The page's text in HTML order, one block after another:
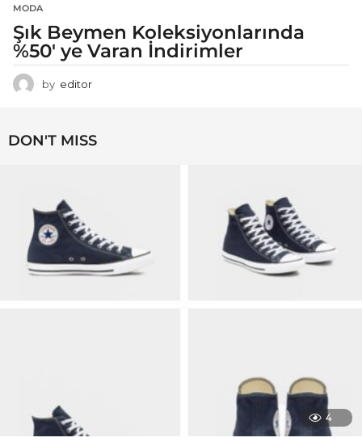
MODA
Şık Beymen Koleksiyonlarında
%50′ ye Varan İndirimler
by editor
DON'T MISS
4